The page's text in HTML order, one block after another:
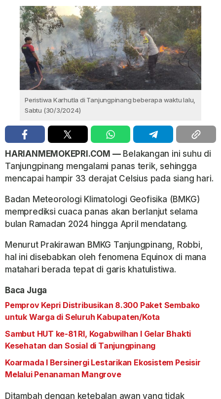
Peristiwa Karhutla di Tanjungpinang beberapa waktu lalu,
Sabtu (30/3/2024)
HARIANMEMOKEPRI.COM —Belakangan ini suhu di
Tanjungpinang mengalami panas terik, sehingga
mencapai hampir 33 derajat Celsius pada siang hari.
Badan Meteorologi Klimatologi Geofisika (BMKG)
memprediksi cuaca panas akan berlanjut selama
bulan Ramadan 2024 hingga April mendatang.
Menurut Prakirawan BMKG Tanjungpinang, Robbi,
hal ini disebabkan oleh fenomena Equinox di mana
matahari berada tepat di garis khatulistiwa.
Baca Juga
Pemprov Kepri Distribusikan 8.300 Paket Sembako
untuk Warga di Seluruh Kabupaten/Kota
Sambut HUT ke-81 RI, Kogabwilhan I Gelar Bhakti
Kesehatan dan Sosial di Tanjungpinang
Koarmada I Bersinergi Lestarikan Ekosistem Pesisir
Melalui Penanaman Mangrove
Ditambah dengan ketebalan awan yang tidak